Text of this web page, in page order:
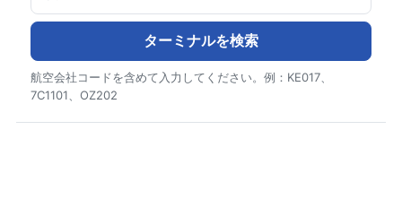
ターミナルを検索
航空会社コードを含めて入力してください。例：KE017、
7C1101、OZ202